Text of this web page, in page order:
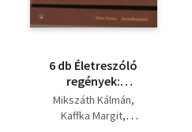
6 db Életreszóló
regények:
Aranykoporsó, A
feleségem története,
Mikszáth Kálmán
Kaffka Margit